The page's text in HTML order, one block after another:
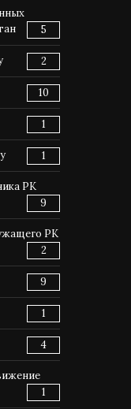
5
2
10
1
1
РК
9
РК
2
9
1
4
1